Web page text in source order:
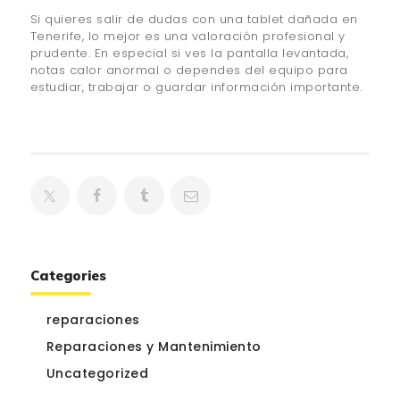
Si quieres salir de dudas con una tablet dañada en
Tenerife, lo mejor es una valoración profesional y
prudente. En especial si ves la pantalla levantada,
notas calor anormal o dependes del equipo para
estudiar, trabajar o guardar información importante.
Categories
reparaciones
Reparaciones y Mantenimiento
Uncategorized